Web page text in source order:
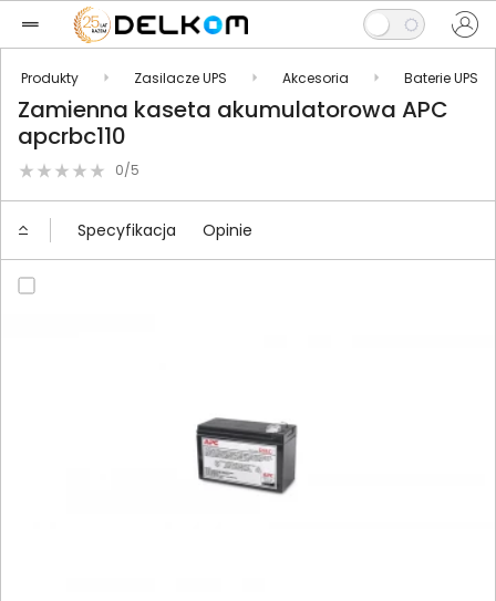
Produkty Zasilacze UPS Akcesoria Baterie UPS
Zamienna kaseta akumulatorowa APC
apcrbc110
0/5
Specyfikacja Opinie